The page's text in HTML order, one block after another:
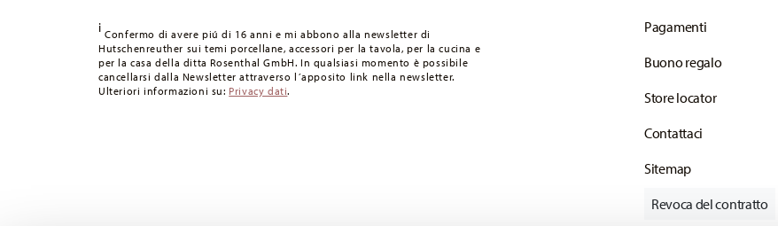
Tempi di spedizione in Italia:5-7 giorni lavorativi per gli articoli in stock. Puoi visualizzare i tempi di
consegna per altri paesiqui.
Fornitore del servizio di spedizione:Spediamo con UPS (consegna standard) in Italia.
Tracciabilità Riceverete un codice di tracciamento via e-mail non appena il vostro pacco verrà spedito.
i Confermo di avere piú di 16 anni e mi abbono alla newsletter di
Hutschenreuther sui temi porcellane, accessori per la tavola, per la cucina e
per la casa della ditta Rosenthal GmbH. In qualsiasi momento è possibile
cancellarsi dalla Newsletter attraverso l´apposito link nella newsletter.
Ulteriori informazioni su: Privacy dati.
Pagamenti
Buono regalo
Store locator
Contattaci
Sitemap
Revoca del contratto